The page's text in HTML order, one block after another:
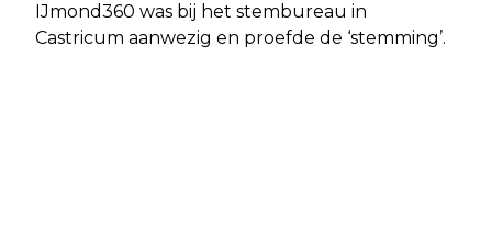
IJmond360 was bij het stembureau in
Castricum aanwezig en proefde de ‘stemming’.